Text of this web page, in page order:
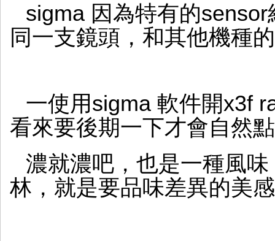
sigma 因為特有的
同一支鏡頭，和其他機種
一使用sigma 軟件開x3f
看來要後期一下才會自然
濃就濃吧，也是一種風
林，就是要品味差異的美